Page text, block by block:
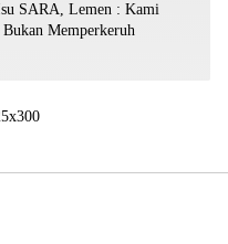
Lemen : Kami
Memperkeruh